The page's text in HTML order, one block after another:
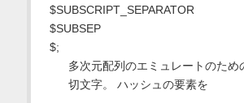
$SUBSCRIPT_SEPARATOR
$SUBSEP
$;
多次元配列のエミュレートのため
切文字。 ハッシュの要素を